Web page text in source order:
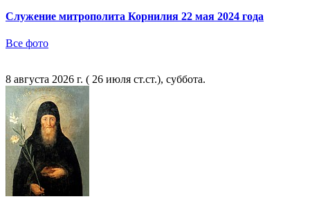
Служение митрополита Корнилия 22 мая 2024 года
Все фото
8 августа 2026 г. ( 26 июля ст.ст.), суббота.